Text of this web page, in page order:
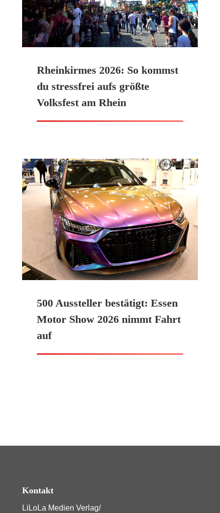
Rheinkirmes 2026: So kommst
du stressfrei aufs größte
Volksfest am Rhein
500 Aussteller bestätigt: Essen
Motor Show 2026 nimmt Fahrt
auf
Kontakt
LiLoLa Medien Verlag/